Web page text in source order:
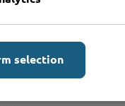
von der
2017 einen
mit dem
den tatsächlichen
selection